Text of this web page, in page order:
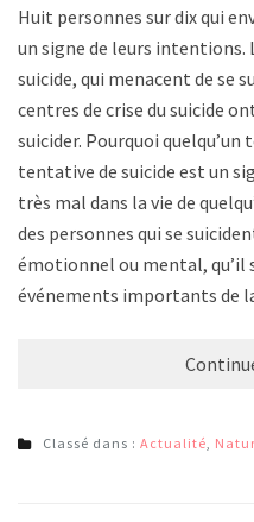
Huit personnes sur dix qui
un signe de leurs intentions.
suicide, qui menacent de se
centres de crise du suicide
suicider. Pourquoi
tentative de suicide est un
très mal dans la vie de
des personnes qui se
émotionnel ou mental, qu’il
événements importants de
Classé dans : Actualité,